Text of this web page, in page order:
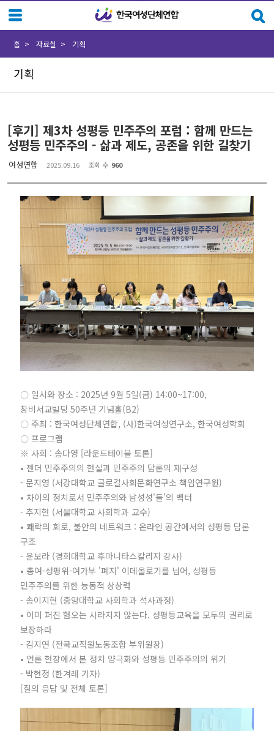
기획
홈 자료실 기획
[후기] 제3차 성평등 민주주의 포럼 : 함께 만드는
성평등 민주주의 - 삶과 제도, 공존을 위한 길찾기
여성연합 2025.09.16 조회 수 960
〇 일시와 장소 : 2025년 9월 5일(금) 14:00~17:00,
창비서교빌딩 50주년 기념홀(B2)
〇 주최 : 한국여성단체연합, (사)한국여성연구소, 한국여성학회
〇 프로그램
※ 사회 : 송다영 [라운드테이블 토론]
• 젠더 민주주의의 현실과 민주주의 담론의 재구성
- 문지영 (서강대학교 글로컬사회문화연구소 책임연구원)
• 차이의 정치로서 민주주의와 남성성'들'의 벡터
- 추지현 (서울대학교 사회학과 교수)
• 쾌락의 회로, 불안의 네트워크 : 온라인 공간에서의 성평등 담론
구조
- 윤보라 (경희대학교 후마니타스칼리지 강사)
• 총여-성평위-여가부 '폐지' 이데올로기를 넘어, 성평등
민주주의를 위한 능동적 상상력
- 송이지현 (중앙대학교 사회학과 석사과정)
• 이미 퍼진 혐오는 사라지지 않는다. 성평등교육을 모두의 권리로
보장하라
- 김지연 (전국교직원노동조합 부위원장)
• 언론 현장에서 본 정치 양극화와 성평등 민주주의의 위기
- 박현정 (한겨레 기자)
[질의 응답 및 전체 토론]